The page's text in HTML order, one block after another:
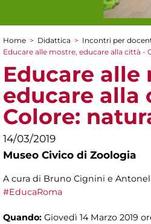
Tu sei qui
Home > Didattica > Incontri per
Educare alle mostre, educare alla città -
Educare alle
educare alla
Colore:
14/03/2019
Museo Civico di Zoologia
A cura di Bruno Cignini e
#EducaRoma
Quando: Giovedì 14 Marzo 2019